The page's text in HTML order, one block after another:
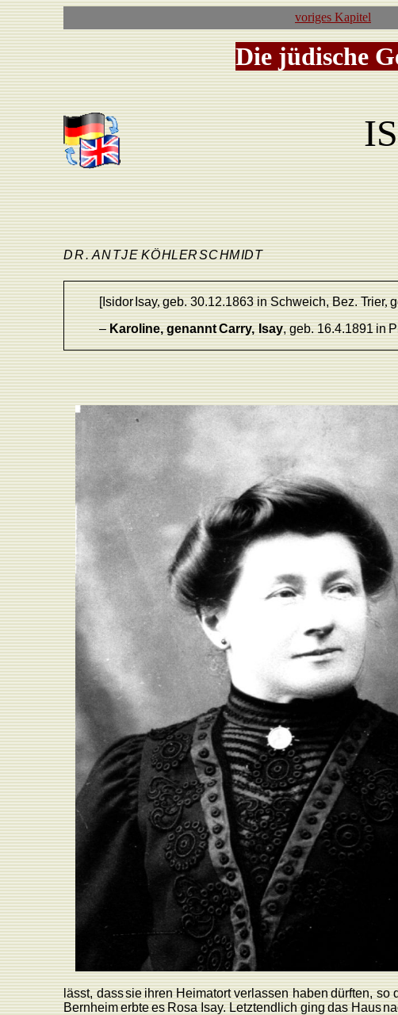
voriges Kapitel
Die jüdische
DR. ANTJE KÖHLERSCHMIDT
[IsidorIsay,geb. 30.12.1863 in Schweich, Bez.Trier,
–Karoline, genannt Carry, Isay, geb. 16.4.1891 in
lässt, dasssieihren Heimatortverlassen habendürften, so
BernheimerbteesRosa Isay.Letztendlich gingdas Haus